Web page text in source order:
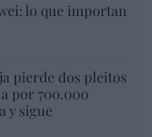
lo que importan
pierde dos pleitos
por 700.000
y sigue